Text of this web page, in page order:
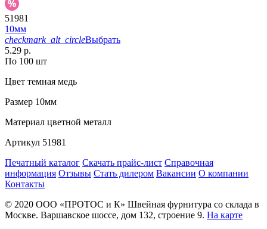
51981
10мм
checkmark_alt_circleВыбрать
5.29 р.
По 100 шт
Цвет темная медь
Размер 10мм
Материал цветной металл
Артикул 51981
Печатный каталог Скачать прайс-лист Справочная
информация Отзывы Стать дилером Вакансии О компании
Контакты
© 2020 ООО «ПРОТОС и К» Швейная фурнитура со склада в
Москве. Варшавское шоссе, дом 132, строение 9. На карте